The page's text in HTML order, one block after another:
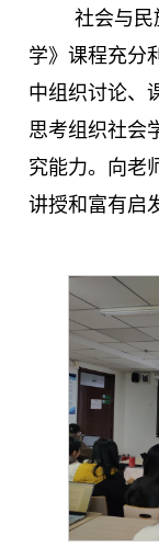
社会与民
学》课程充分
中组织讨论、
思考组织社会
究能力。向老
讲授和富有启